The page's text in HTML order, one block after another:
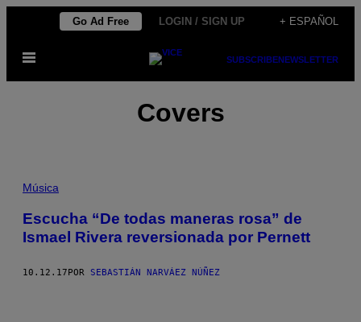
contenido
Go Ad Free LOGIN / SIGN UP + ESPAÑOL
Abrir
SUBSCRIBENEWSLETTER
Covers
Música
Escucha “De todas maneras rosa” de
Ismael Rivera reversionada por Pernett
10.12.17 POR SEBASTIÁN NARVÁEZ NÚÑEZ